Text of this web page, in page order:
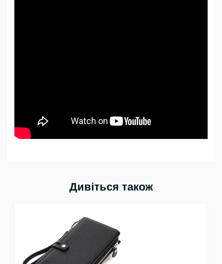
Дивіться також